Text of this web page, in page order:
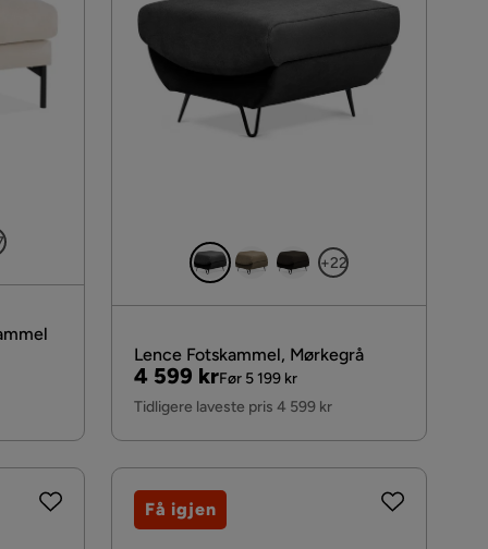
+22
Lence Fotskammel, Mørkegrå
Pris
4 599 kr
Original
Pris
Før 5 199 kr
Tidligere laveste pris 4 599 kr
Få igjen